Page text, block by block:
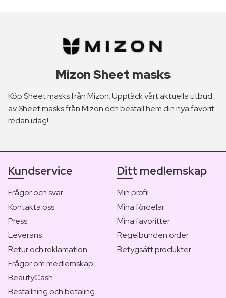
Mizon Sheet masks
Köp Sheet masks från Mizon. Upptäck vårt aktuella utbud
av Sheet masks från Mizon och beställ hem din nya favorit
redan idag!
Kundservice
Frågor och svar
Kontakta oss
Press
Leverans
Retur och reklamation
Frågor om medlemskap
BeautyCash
Beställning och betaling
Ditt medlemskap
Min profil
Mina fördelar
Mina favoritter
Regelbunden order
Betygsätt produkter